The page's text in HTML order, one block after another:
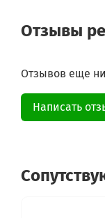
Отзывы
Отзывов еще
Написать